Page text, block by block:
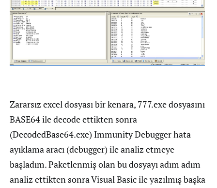
Zararsız excel dosyası bir kenara, 777.exe dosyasını
BASE64 ile decode ettikten sonra
(DecodedBase64.exe) Immunity Debugger hata
ayıklama aracı (debugger) ile analiz etmeye
başladım. Paketlenmiş olan bu dosyayı adım adım
analiz ettikten sonra Visual Basic ile yazılmış başka